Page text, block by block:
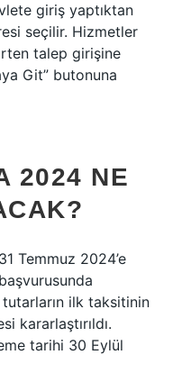
giriş yaptıktan
seçilir. Hizmetler
talep girişine
Git” butonuna
2024 NE
Temmuz 2024’e
tutarların ilk taksitinin
kararlaştırıldı.
tarihi 30 Eylül